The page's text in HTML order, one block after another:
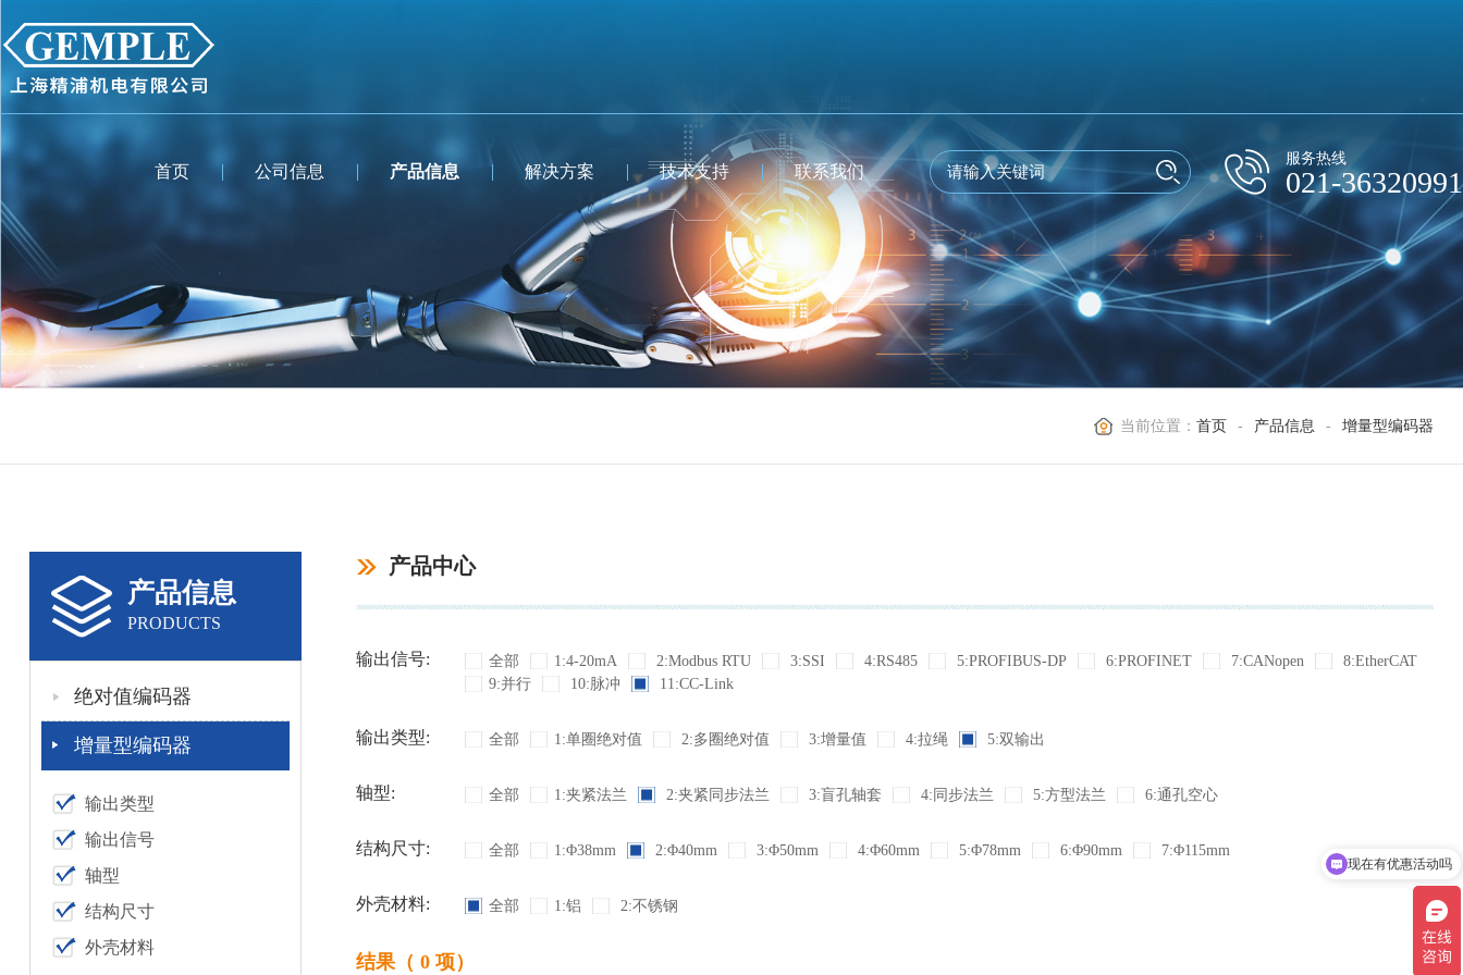
首页 公司信息 产品信息 解决方案 技术支持 联系我们
服务热线
021-36320991
当前位置：首页 - 产品信息 - 增量型编码器
产品信息
PRODUCTS
绝对值编码器
增量型编码器
输出类型
输出信号
轴型
结构尺寸
外壳材料
产品中心
输出信号: 全部 1:4-20mA 2:Modbus RTU 3:SSI 4:RS485 5:PROFIBUS-DP 6:PROFINET 7:CANopen
8:EtherCAT
9:并行
10:脉冲 11:CC-Link
输出类型: 全部 1:单圈绝对值 2:多圈绝对值 3:增量值 4:拉绳 5:双输出
轴型: 全部 1:夹紧法兰 2:夹紧同步法兰 3:盲孔轴套 4:同步法兰 5:方型法兰 6:通孔空心
结构尺寸: 全部 1:Φ38mm 2:Φ40mm 3:Φ50mm 4:Φ60mm 5:Φ78mm 6:Φ90mm 7:Φ115mm
外壳材料: 全部 1:铝 2:不锈钢
结果（ 0 项）
现在有优惠活动吗